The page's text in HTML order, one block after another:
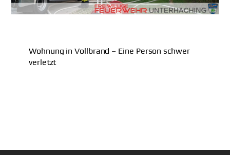
Wohnung in Vollbrand – Eine Person schwer
verletzt